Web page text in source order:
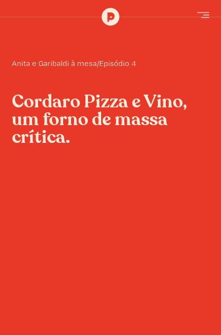
Anita e Garibaldi à mesa/Episódio 4
Cordaro Pizza e Vino,
um forno de massa
crítica.